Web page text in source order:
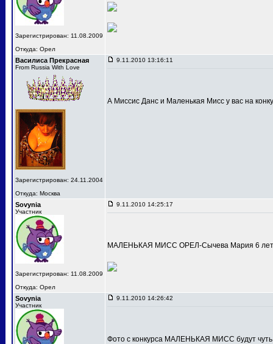
Зарегистрирован: 11.08.2009
Откуда: Орел
Василиса Прекрасная
From Russia With Love
Зарегистрирован: 24.11.2004
Откуда: Москва
9.11.2010 13:16:11
А Миссис Данс и Маленькая Мисс у вас на
Sovynia
Участник
Зарегистрирован: 11.08.2009
Откуда: Орел
9.11.2010 14:25:17
МАЛЕНЬКАЯ МИСС ОРЕЛ-Сычева Мария 6
Sovynia
Участник
9.11.2010 14:26:42
Фото с конкурса МАЛЕНЬКАЯ МИСС будут